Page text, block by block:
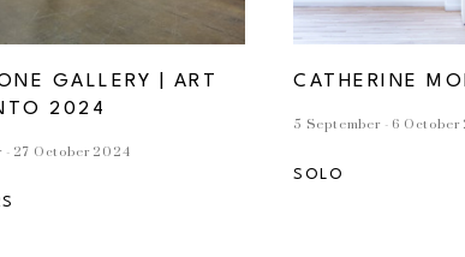
GALLERY | ART
2024
- 27 October 2024
CATHERINE
5 September - 6 October
SOLO